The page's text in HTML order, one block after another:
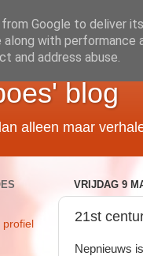
blog
alleen maar
VRIJDAG 9
21st
Nepnieuws
profiel
Google to deliver
along with
and address abuse.